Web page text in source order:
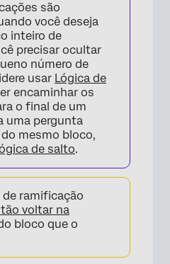
são
você deseja
inteiro de
precisar ocultar
número de
usar Lógica de
encaminhar os
o final de um
uma pergunta
mesmo bloco,
de salto.
de ramificação
voltar na
bloco que o